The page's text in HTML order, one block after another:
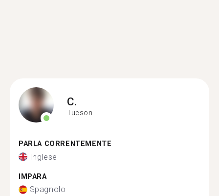
C.
Tucson
PARLA CORRENTEMENTE
Inglese
IMPARA
Spagnolo